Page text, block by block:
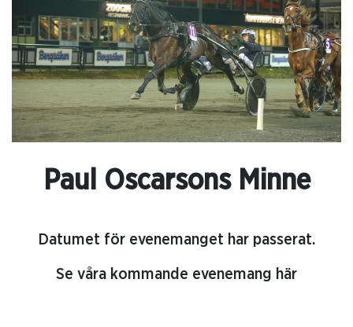
Paul Oscarsons Minne
Datumet för evenemanget har passerat.
Se våra kommande evenemang här